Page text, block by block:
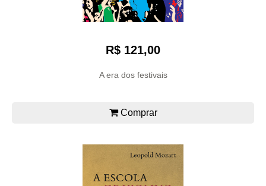
R$ 121,00
A era dos festivais
Comprar